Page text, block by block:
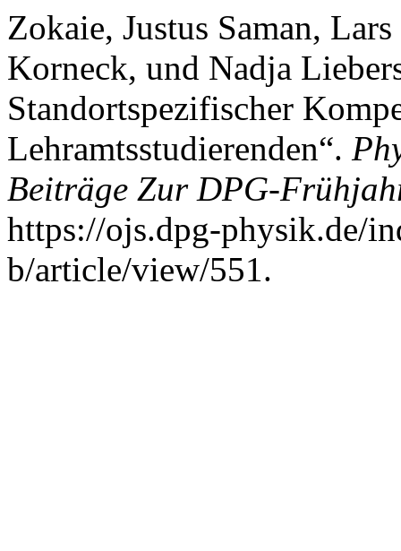
Zokaie, Justus Saman,
Korneck, und Nadja
Standortspezifischer
Lehramtsstudierenden“.
Beiträge Zur DPG-
https://ojs.dpg-physik.de/
b/article/view/551.